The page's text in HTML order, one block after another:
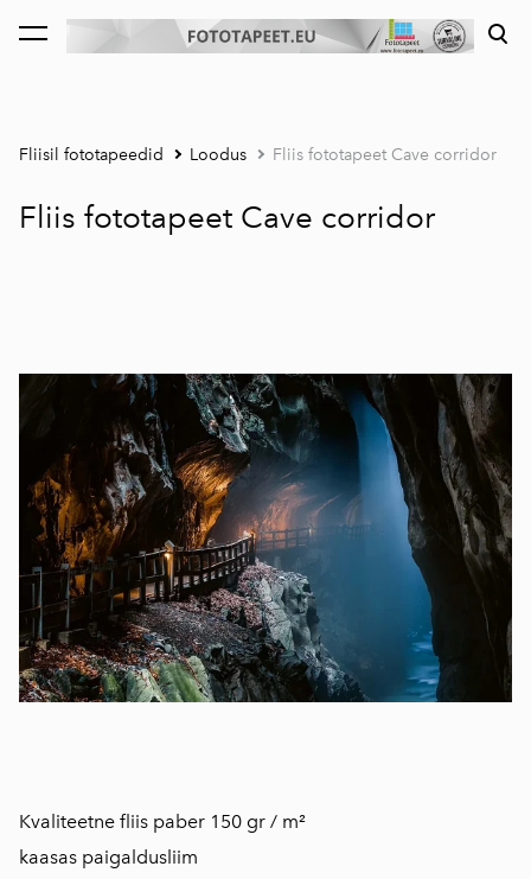
lisati ostukorvi. Vaata ostukorvi
Fliisil fototapeedid Loodus Fliis fototapeet Cave corridor
Fliis fototapeet Cave corridor
Kvaliteetne fliis paber 150 gr / m²
kaasas paigaldusliim